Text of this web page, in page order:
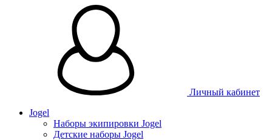
Личный кабинет
Jogel
Наборы экипировки Jogel
Детские наборы Jogel